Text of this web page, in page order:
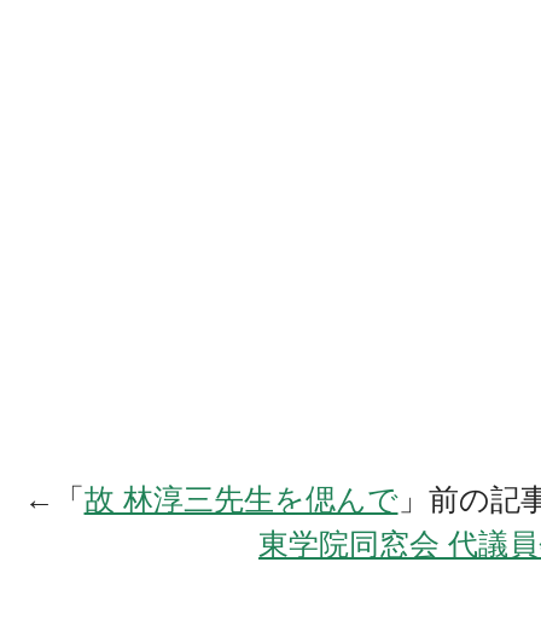
←「 故 林淳三先生を偲んで」前の
東学院同窓会 代議